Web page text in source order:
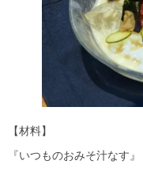
【材料】
『いつものおみそ汁なす